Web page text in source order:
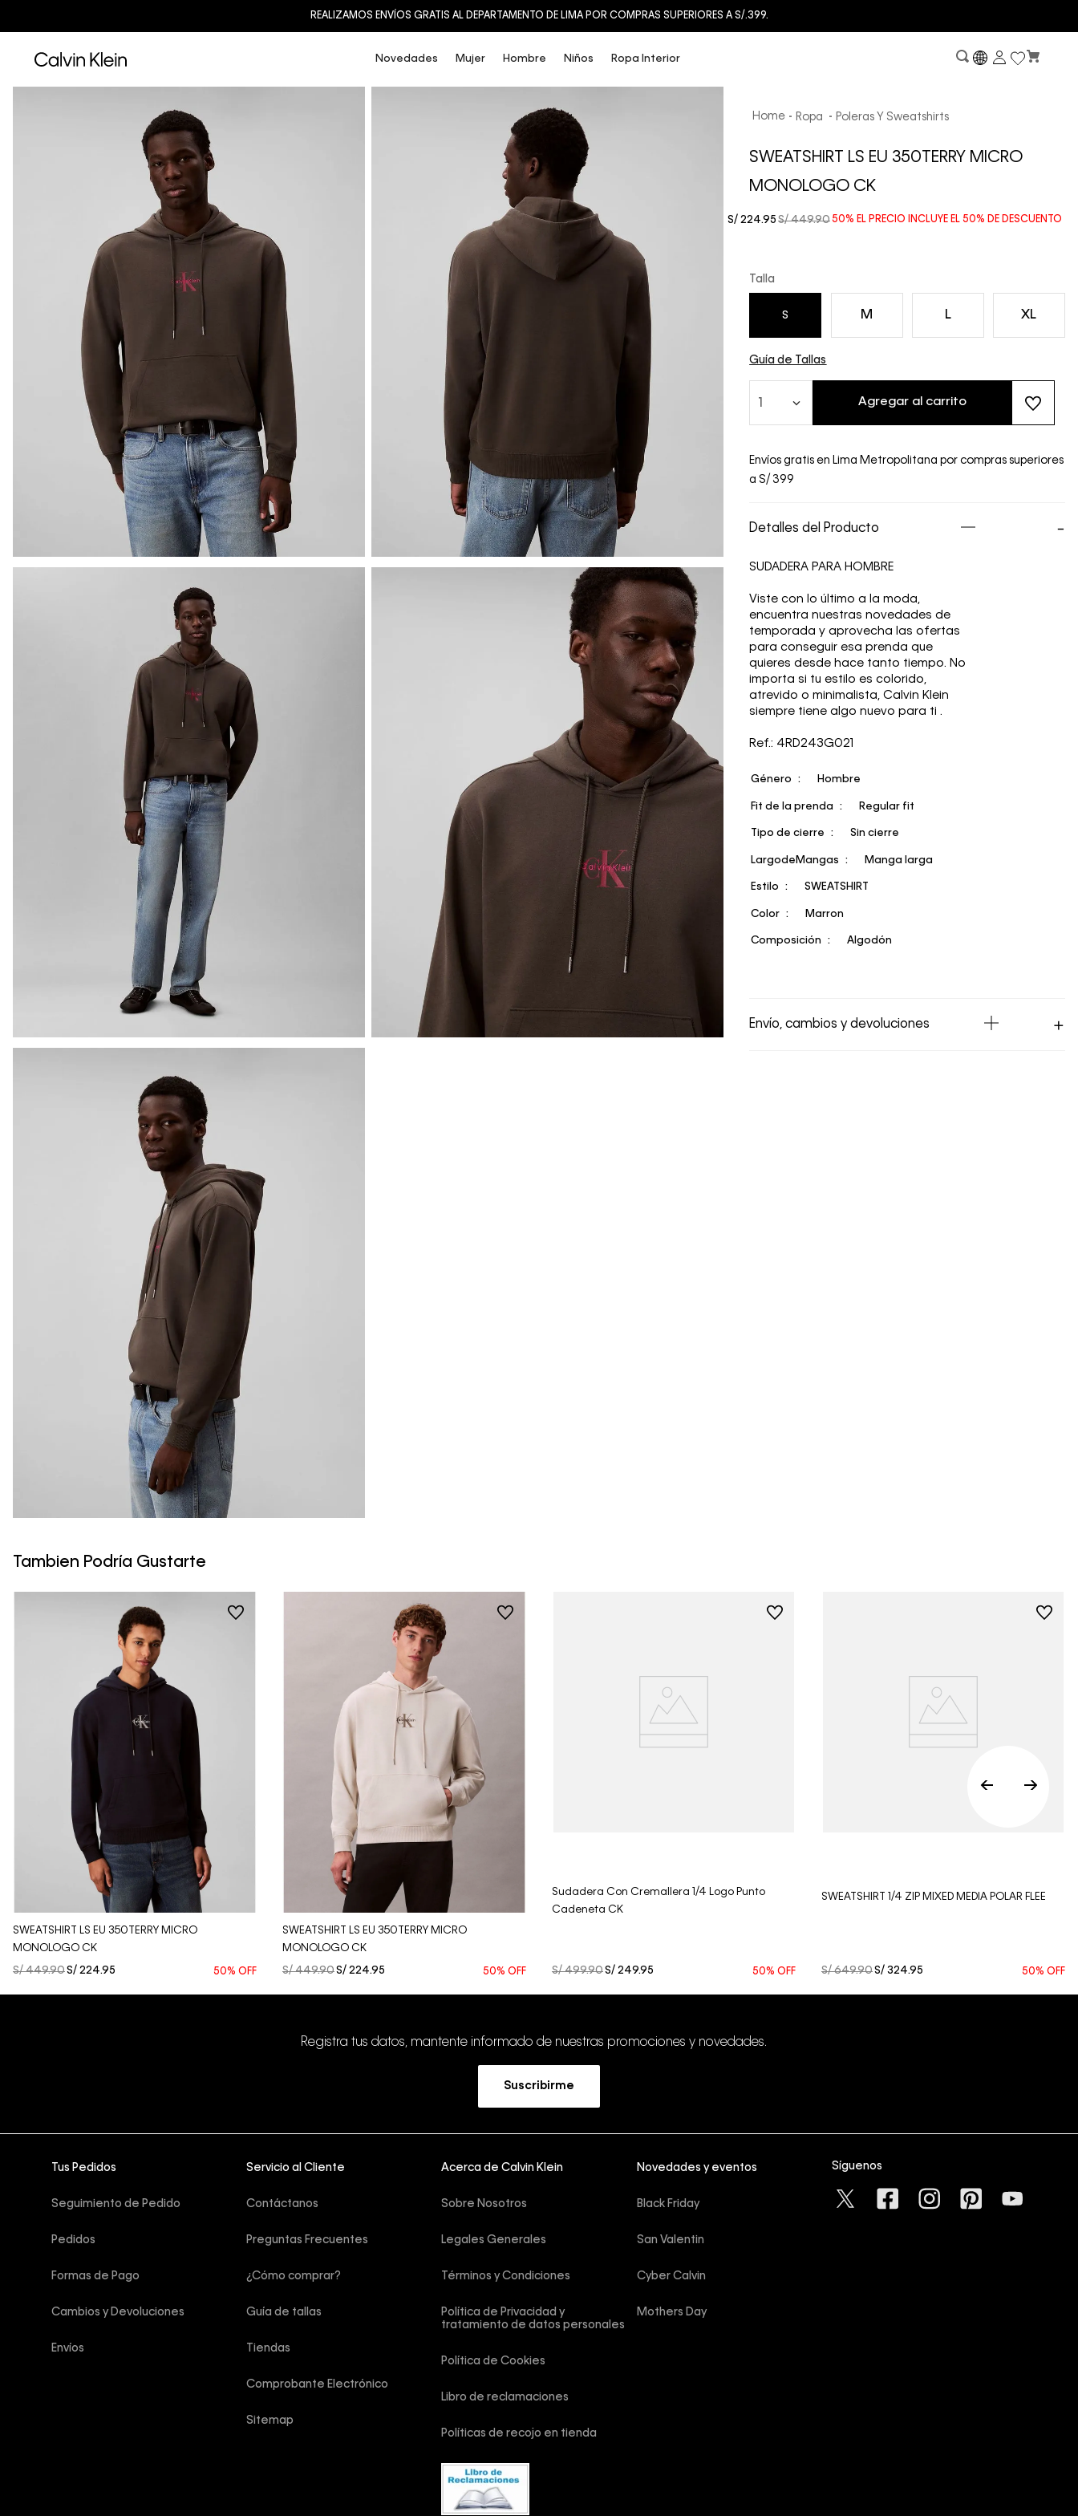
REALIZAMOS ENVÍOS GRATIS AL DEPARTAMENTO DE LIMA POR COMPRAS SUPERIORES A S/.399.
Novedades Mujer Hombre Niños Ropa Interior
Ropa Poleras Y Sweatshirts
SWEATSHIRT LS EU 350TERRY MICRO
MONOLOGO CK
50% EL PRECIO INCLUYE EL 50% DE DESCUENTO
S/ 449.90
S/ 224.95
Talla
L
M
S XL
Guía de Tallas
1 Agregar al carrito
Envíos gratis en Lima Metropolitana por compras superiores
a S/ 399
Detalles del Producto
SUDADERA PARA HOMBRE
Viste con lo último a la moda,
encuentra nuestras novedades de
temporada y aprovecha las ofertas
para conseguir esa prenda que
quieres desde hace tanto tiempo. No
importa si tu estilo es colorido,
atrevido o minimalista, Calvin Klein
siempre tiene algo nuevo para ti .
Ref.: 4RD243G021
Género Hombre
Fit de la prenda Regular fit
Tipo de cierre Sin cierre
LargodeMangas Manga larga
Estilo SWEATSHIRT
Color Marron
Composición Algodón
Envío, cambios y devoluciones
Tambien Podría Gustarte
Vista Rápida
SWEATSHIRT LS EU 350TERRY MICRO
MONOLOGO CK
S/ 449.90S/ 224.95 50% OFF
Vista Rápida
SWEATSHIRT LS EU 350TERRY MICRO
MONOLOGO CK
S/ 449.90S/ 224.95 50% OFF
Sudadera Con Cremallera 1/4 Logo Punto
Cadeneta CK
S/ 499.90S/ 249.95 50% OFF
SWEATSHIRT 1/4 ZIP MIXED MEDIA POLAR FLEE
S/ 649.90S/ 324.95 50% OFF
Registra tus datos, mantente informado de nuestras promociones y novedades.
Suscribirme
Tus Pedidos
Seguimiento de Pedido
Pedidos
Formas de Pago
Cambios y Devoluciones
Envíos
Servicio al Cliente
Contáctanos
Preguntas Frecuentes
¿Cómo comprar?
Guía de tallas
Tiendas
Comprobante Electrónico
Sitemap
Acerca de Calvin Klein
Sobre Nosotros
Legales Generales
Términos y Condiciones
Política de Privacidad y
tratamiento de datos personales
Política de Cookies
Libro de reclamaciones
Políticas de recojo en tienda
Novedades y eventos
Black Friday
San Valentin
Cyber Calvin
Mothers Day
Síguenos